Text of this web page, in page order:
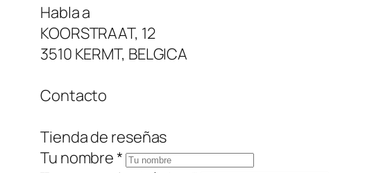
Habla a
KOORSTRAAT, 12
3510 KERMT, BELGICA
Contacto
Tienda de reseñas
Tu nombre *